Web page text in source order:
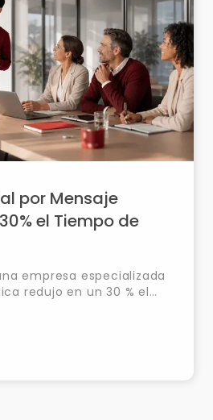
por Mensaje
el Tiempo de
empresa especializada
redujo en un 30 % el
la seguridad y el